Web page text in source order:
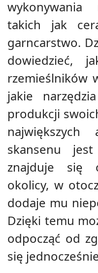
takich jak
garncarstwo.
dowiedzieć,
rzemieślników
jakie
produkcji
największych
skansenu
znajduje się
okolicy, w
dodaje mu
Dzięki temu
odpocząć od
się